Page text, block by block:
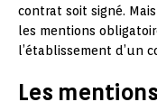
contrat soit signé.
les mentions
l’établissement d’un
Les